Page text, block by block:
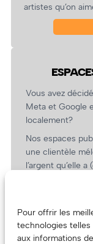
Pour offrir les
technologies
aux informations
artistes qu’on
Vous avez
Meta et Google
localement?
Nos espaces
une clientèle
l’argent qu’elle
revient.
(Oui, on va avoir